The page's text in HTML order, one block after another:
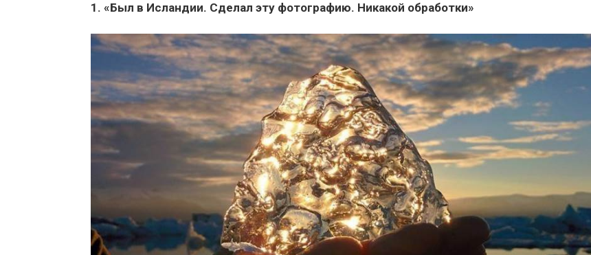
1. «Был в Исландии. Сделал эту фотографию. Никакой обработки»